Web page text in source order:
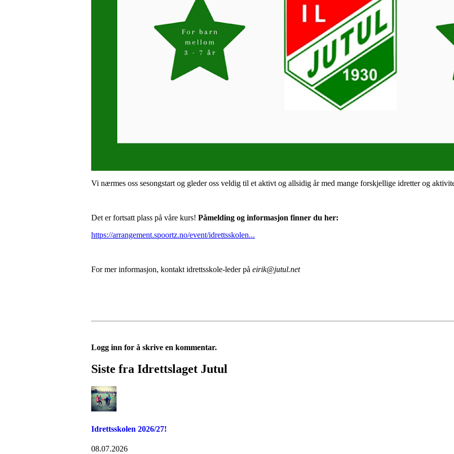
Vi nærmes oss sesongstart og gleder oss veldig til et aktivt og allsidig år med mange forskjellige idretter og
Det er fortsatt plass på våre kurs! Påmelding og informasjon finner du her:
https://arrangement.spoortz.no/event/idrettsskolen...
For mer informasjon, kontakt idrettsskole-leder på eirik@jutul.net
Logg inn for å skrive en kommentar.
Siste fra Idrettslaget Jutul
Idrettsskolen 2026/27!
08.07.2026